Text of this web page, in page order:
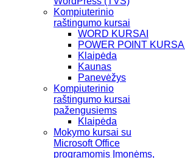
Kompiuterinio
raštingumo kursai
WORD KURSAI
POWER POINT KURSAI
Klaipėda
Kaunas
Panevėžys
Kompiuterinio
raštingumo kursai
pažengusiems
Klaipėda
Mokymo kursai su
Microsoft Office
programomis Įmonėms,